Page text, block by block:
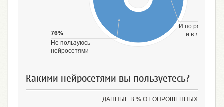
И по работе,
и в личных
76%
Не пользуюсь
нейросетями
Какими нейросетями вы пользуетесь?
ДАННЫЕ В % ОТ ОПРОШЕННЫХ